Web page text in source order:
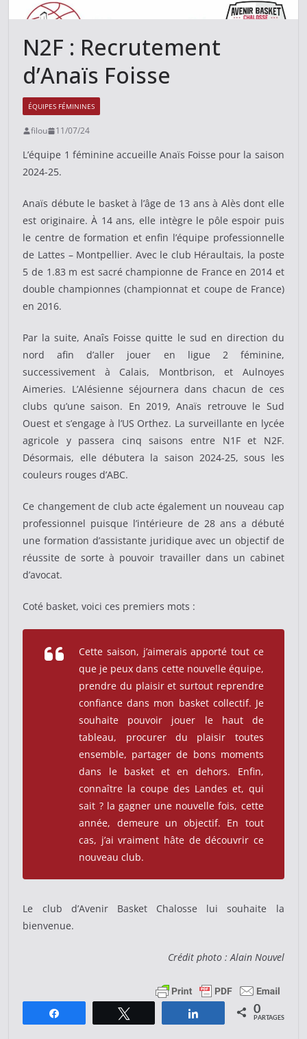
N2F : Recrutement
d’Anaïs Foisse
ÉQUIPES FÉMININES
filou 11/07/24
L’équipe 1 féminine accueille Anaïs Foisse pour la saison
2024-25.
Anaïs débute le basket à l’âge de 13 ans à Alès dont elle
est originaire. À 14 ans, elle intègre le pôle espoir puis
le centre de formation et enfin l’équipe professionnelle
de Lattes – Montpellier. Avec le club Héraultais, la poste
5 de 1.83 m est sacré championne de France en 2014 et
double championnes (championnat et coupe de France)
en 2016.
Par la suite, Anaîs Foisse quitte le sud en direction du
nord afin d’aller jouer en ligue 2 féminine,
successivement à Calais, Montbrison, et Aulnoyes
Aimeries. L’Alésienne séjournera dans chacun de ces
clubs qu’une saison. En 2019, Anaïs retrouve le Sud
Ouest et s’engage à l’US Orthez. La surveillante en lycée
agricole y passera cinq saisons entre N1F et N2F.
Désormais, elle débutera la saison 2024-25, sous les
couleurs rouges d’ABC.
Ce changement de club acte également un nouveau cap
professionnel puisque l’intérieure de 28 ans a débuté
une formation d’assistante juridique avec un objectif de
réussite de sorte à pouvoir travailler dans un cabinet
d’avocat.
Coté basket, voici ces premiers mots :
Cette saison, j’aimerais apporté tout ce
que je peux dans cette nouvelle équipe,
prendre du plaisir et surtout reprendre
confiance dans mon basket collectif. Je
souhaite pouvoir jouer le haut de
tableau, procurer du plaisir toutes
ensemble, partager de bons moments
dans le basket et en dehors. Enfin,
connaître la coupe des Landes et, qui
sait ? la gagner une nouvelle fois, cette
année, demeure un objectif. En tout
cas, j’ai vraiment hâte de découvrir ce
nouveau club.
Le club d’Avenir Basket Chalosse lui souhaite la
bienvenue.
Crédit photo : Alain Nouvel
Partagez 0
PARTAGES